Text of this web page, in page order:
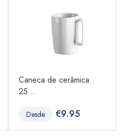
Caneca de cerâmica
25...
Desde €9.95